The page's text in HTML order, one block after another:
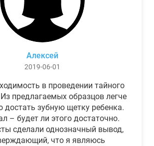
Алексей
2019-06-01
в проведении тайного
предлагаемых образцов легче
достать зубную щетку ребенка.
– будет ли этого достаточно.
сделали однозначный вывод,
что я являюсь